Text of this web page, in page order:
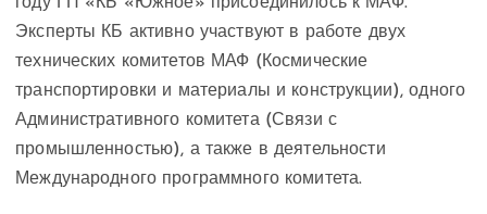
Эксперты КБ активно участвуют в работе двух
технических комитетов МАФ (Космические
транспортировки и материалы и конструкции), одного
Административного комитета (Связи с
промышленностью), а также в деятельности
Международного программного комитета.